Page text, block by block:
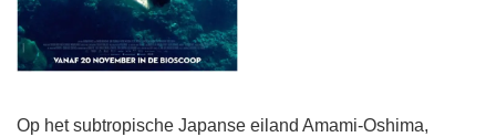
Op het subtropische Japanse eiland Amami-Oshima,